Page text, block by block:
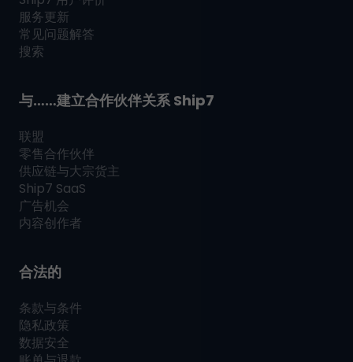
服务更新
常见问题解答
搜索
与……建立合作伙伴关系Ship7
联盟
零售合作伙伴
供应链与大宗货主
Ship7 SaaS
广告机会
内容创作者
合法的
条款与条件
隐私政策
数据安全